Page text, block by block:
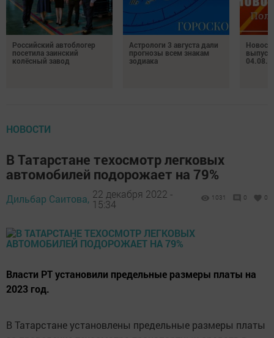
Российский автоблогер
посетила заинский
колёсный завод
Астрологи 3 августа дали
прогнозы всем знакам
зодиака
НОВОСТИ
В Татарстане техосмотр легковых
автомобилей подорожает на 79%
Дильбар Саитова, 22 декабря 2022 -
15:34
1031 0 0
Власти РТ установили предельные размеры платы на
2023 год.
В Татарстане установлены предельные размеры платы